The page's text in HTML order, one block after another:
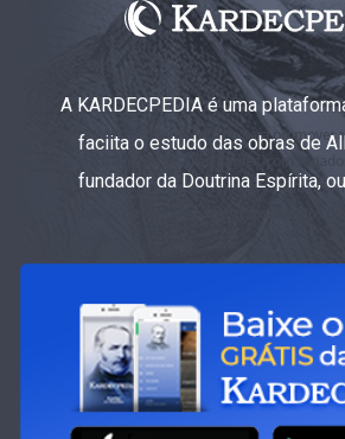
A KARDECPEDIA é uma
faciita o estudo das obras de
fundador da Doutrina Espírita,